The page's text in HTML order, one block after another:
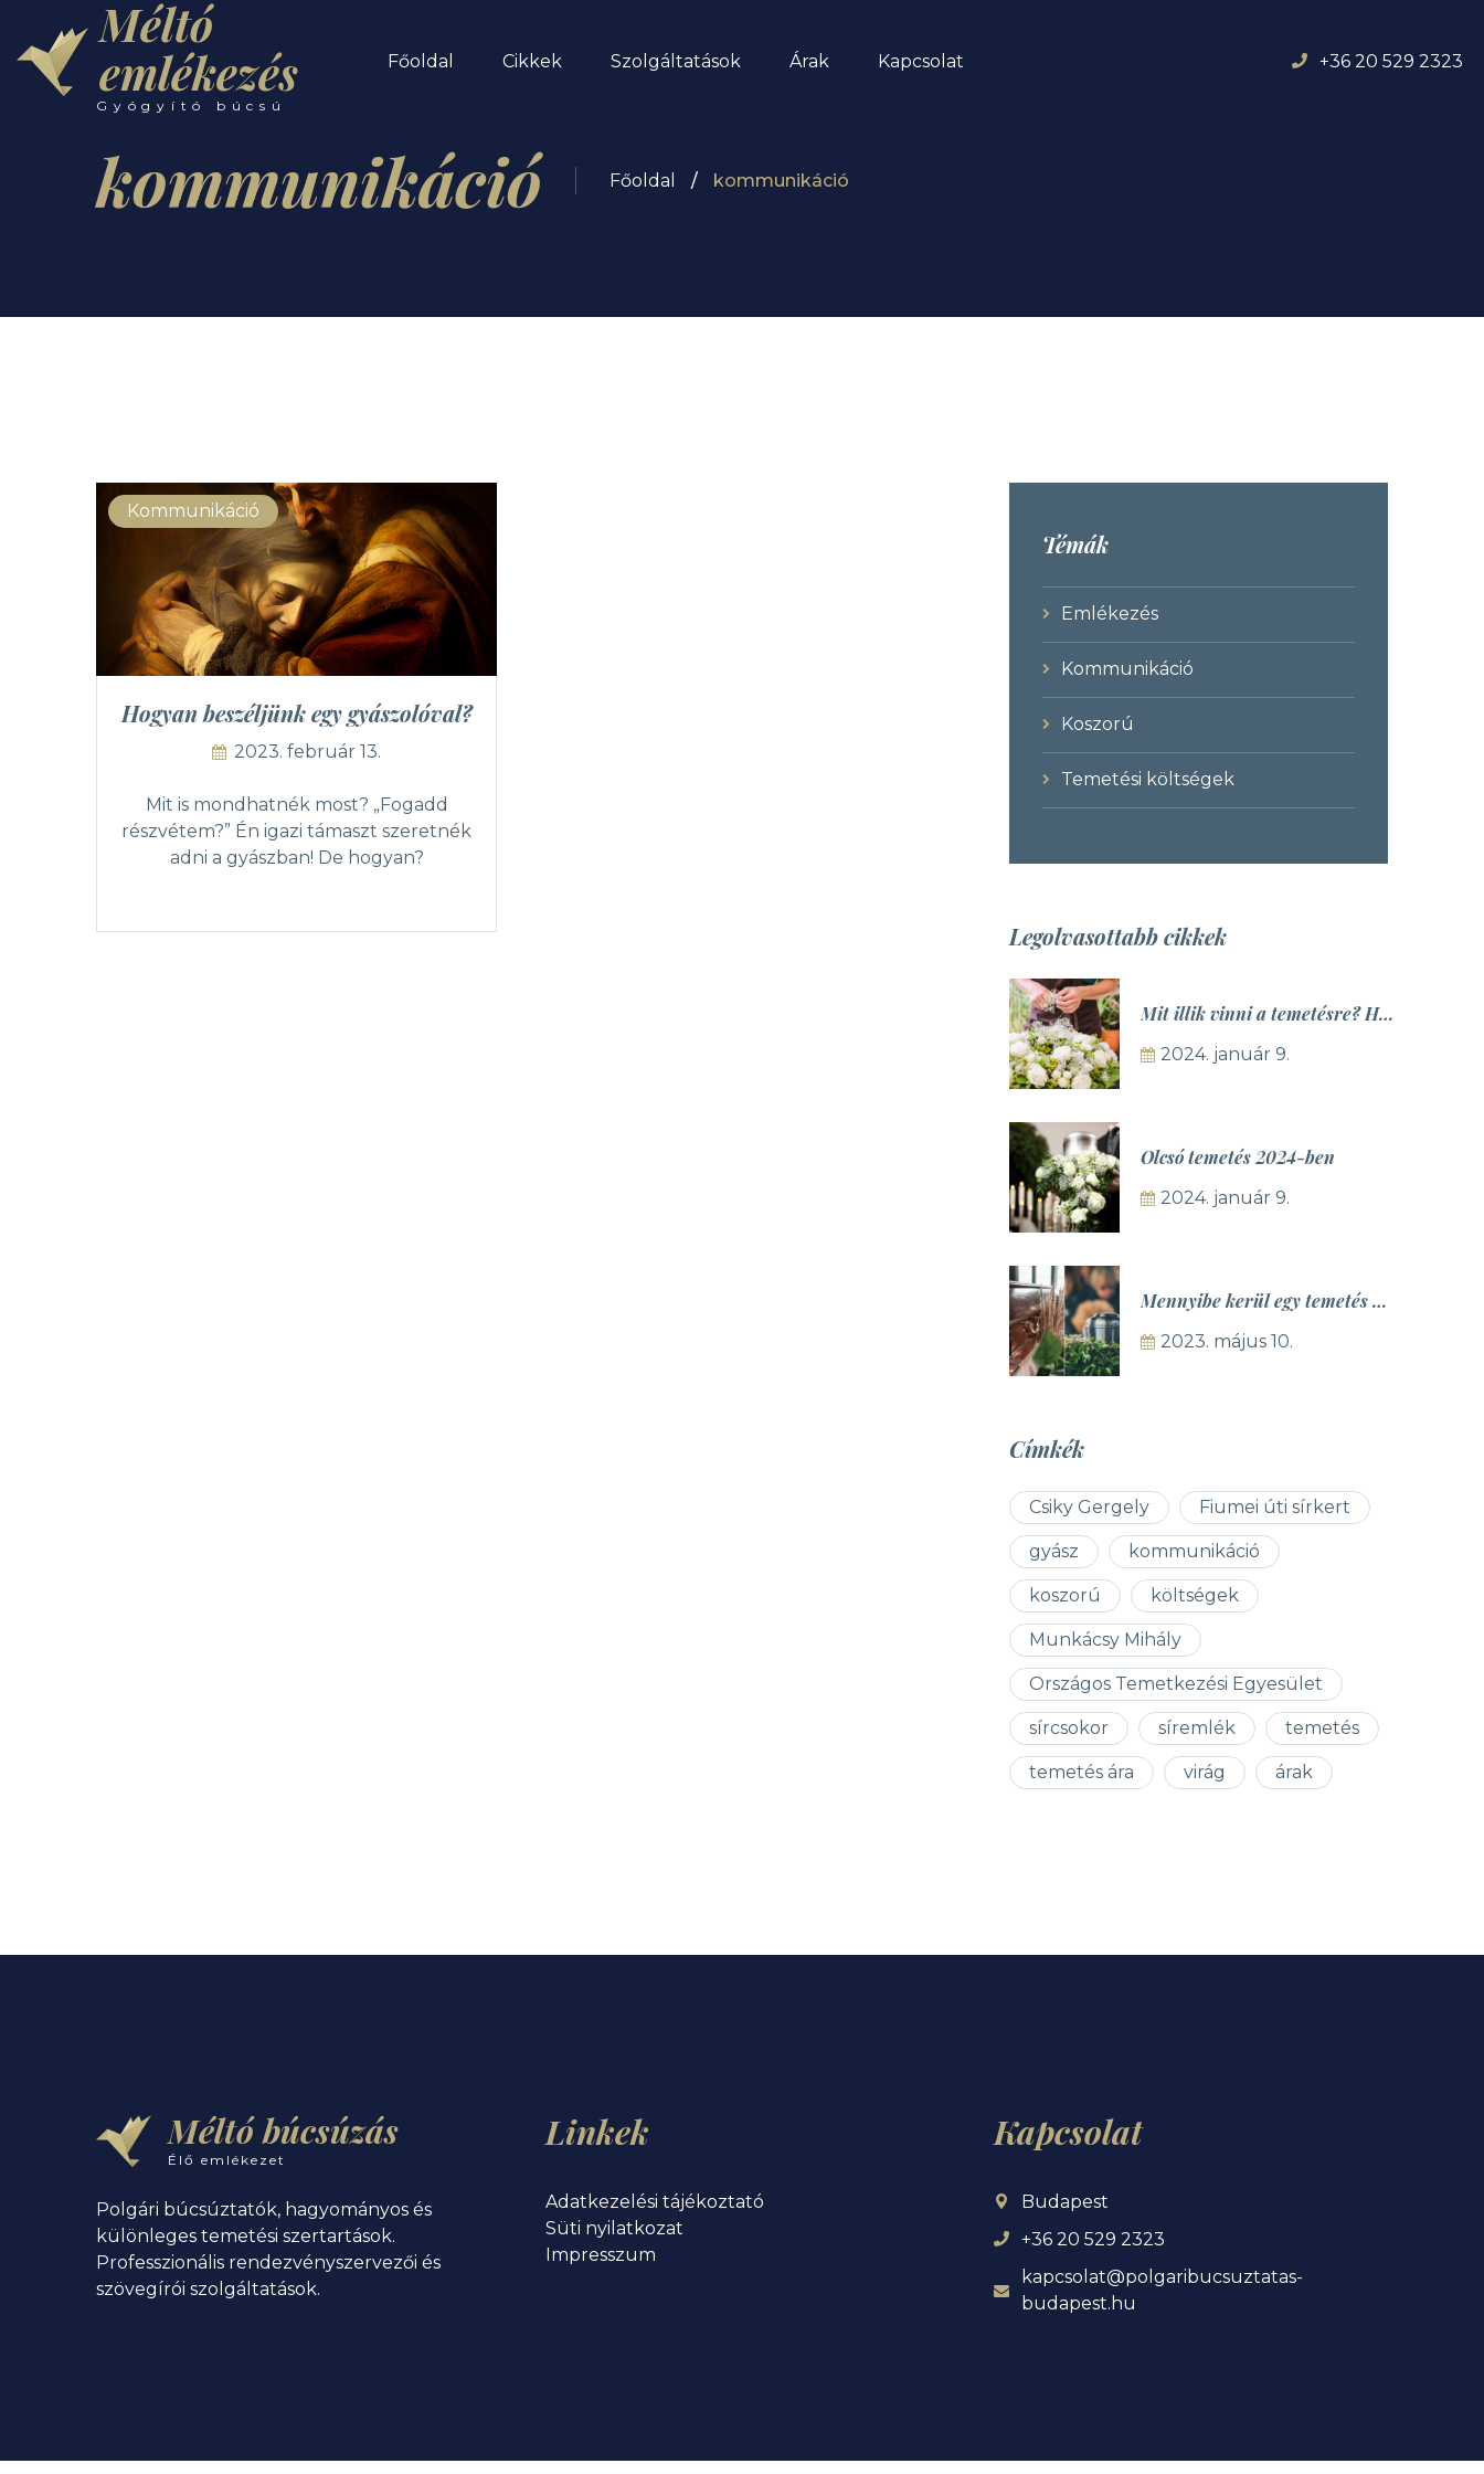
Méltó
emlékezés
Gyógyító búcsú
Főoldal Cikkek Szolgáltatások Árak Kapcsolat +36 20 529 2323
kommunikáció Főoldal kommunikáció
Hogyan beszéljünk egy gyászolóval?
2023. február 13.
Mit is mondhatnék most? „Fogadd
részvétem?” Én igazi támaszt szeretnék
adni a gyászban! De hogyan?
Kommunikáció
Témák
Emlékezés
Kommunikáció
Koszorú
Temetési költségek
Legolvasottabb cikkek
Mit illik vinni a temetésre? Hogyan válasszak virágot, koszorút, sírcsokrot?
2024. január 9.
Olcsó temetés 2024-ben
2024. január 9.
Mennyibe kerül egy temetés 2023-ban? Urnás vagy koporsós a drágább?
2023. május 10.
Címkék
Csiky Gergely Fiumei úti sírkert
gyász kommunikáció
koszorú költségek
Munkácsy Mihály
Országos Temetkezési Egyesület
sírcsokor síremlék temetés
temetés ára virág árak
Méltó búcsúzás
Élő emlékezet
Polgári búcsúztatók, hagyományos és
különleges temetési szertartások.
Professzionális rendezvényszervezői és
szövegírói szolgáltatások.
Linkek
Adatkezelési tájékoztató
Süti nyilatkozat
Impresszum
Kapcsolat
Budapest
+36 20 529 2323
kapcsolat@polgaribucsuztatas-
budapest.hu